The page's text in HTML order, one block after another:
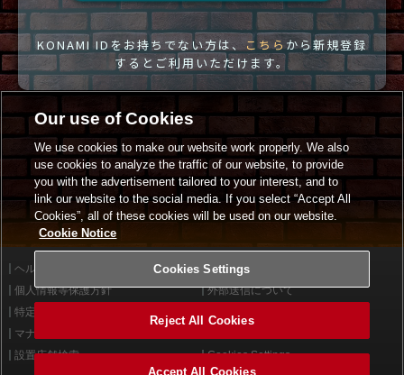
KONAMI IDをお持ちでない方は、 こちらから新規登録
するとご利用いただけます。
ヘルプ
利用規約
個人情報等保護方針
外部送信について
特定商取引法に基づく表示
マナー＆ルール
設置店舗検索
Cookies Settings
Our use of Cookies
We use cookies to make our website work properly. We also
use cookies to analyze the traffic of our website, to provide
you with the advertisement tailored to your interest, and to
link our website to the social media. If you select “Accept All
Cookies”, all of these cookies will be used on our website.
Cookie Notice
Cookies Settings
Reject All Cookies
Accept All Cookies